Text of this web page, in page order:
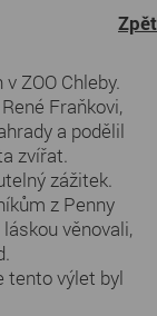
ZOO Chleby.
Fraňkovi,
a podělil
zvířat.
zážitek.
z Penny
věnovali,
tento výlet byl
Zpět